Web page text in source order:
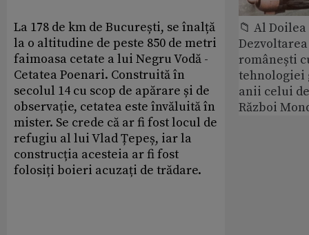
La 178 de km de București, se înalță
la o altitudine de peste 850 de metri
faimoasa cetate a lui Negru Vodă -
Cetatea Poenari. Construită în
secolul 14 cu scop de apărare și de
observație, cetatea este învăluită în
mister. Se crede că ar fi fost locul de
refugiu al lui Vlad Țepeș, iar la
construcția acesteia ar fi fost
folosiți boieri acuzați de trădare.
📁 Al
românești
tehnologiei
anii celui
Război